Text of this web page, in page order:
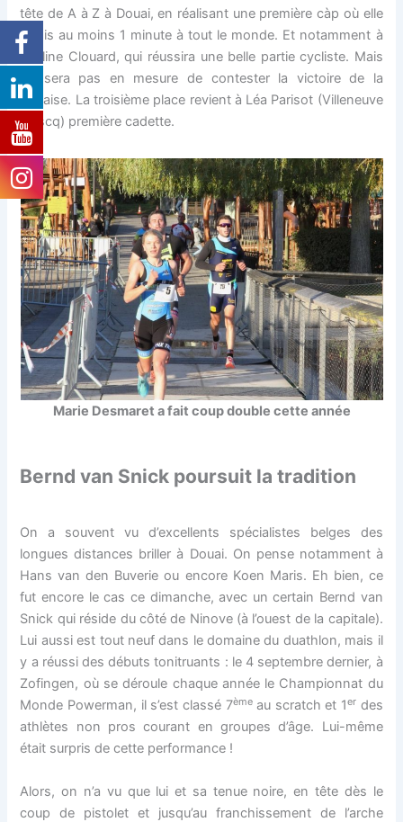
tête de A à Z à Douai, en réalisant une première càp où elle
a mis au moins 1 minute à tout le monde. Et notamment à
Pauline Clouard, qui réussira une belle partie cycliste. Mais
ne sera pas en mesure de contester la victoire de la
Poyaise. La troisième place revient à Léa Parisot (Villeneuve
d’Ascq) première cadette.
Marie Desmaret a fait coup double cette année
Bernd van Snick poursuit la tradition
On a souvent vu d’excellents spécialistes belges des
longues distances briller à Douai. On pense notamment à
Hans van den Buverie ou encore Koen Maris. Eh bien, ce
fut encore le cas ce dimanche, avec un certain Bernd van
Snick qui réside du côté de Ninove (à l’ouest de la capitale).
Lui aussi est tout neuf dans le domaine du duathlon, mais il
y a réussi des débuts tonitruants : le 4 septembre dernier, à
Zofingen, où se déroule chaque année le Championnat du
Monde Powerman, il s’est classé 7èmeau scratch et 1erdes
athlètes non pros courant en groupes d’âge. Lui-même
était surpris de cette performance !
Alors, on n’a vu que lui et sa tenue noire, en tête dès le
coup de pistolet et jusqu’au franchissement de l’arche